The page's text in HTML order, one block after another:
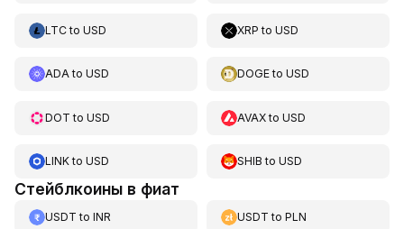
LTCto USD XRP toUSD
ADAto USD DOGEtoUSD
DOT to USD AVAXtoUSD
LINKto USD SHIB toUSD
Стейблкоины в фиат
USDT to INR USDT toPLN